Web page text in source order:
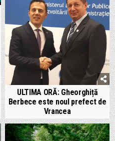
ULTIMA ORĂ: Gheorghiță
Berbece este noul prefect de
Vrancea